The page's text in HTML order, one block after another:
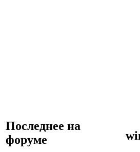
Последнее на
форуме